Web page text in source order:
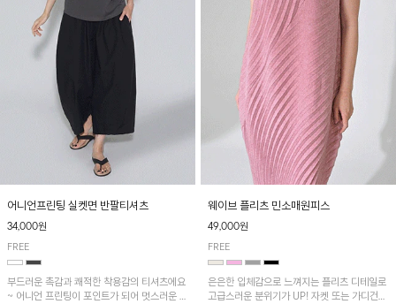
어니언프린팅 실켓면 반팔티셔츠
34,000원
FREE
부드러운 촉감과 쾌적한 착용감의 티셔츠에요
~ 어니언 프린팅이 포인트가 되어 멋스러운 아
웨이브 플리츠 민소매원피스
49,000원
FREE
은은한 입체감으로 느껴지는 플리츠 디테일로
고급스러운 분위기가 UP! 자켓 또는 가디건과